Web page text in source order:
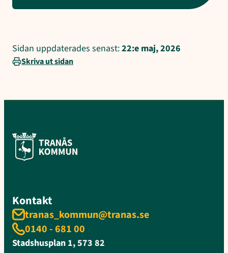
Sidan uppdaterades senast:22:e maj, 2026
Skriva ut sidan
Kontakt
tranas_kommun@tranas.se
0140 - 681 00
Stadshusplan 1, 573 82